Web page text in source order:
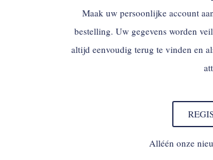
Maak uw persoonlijke account
bestelling. Uw gegevens worden
altijd eenvoudig terug te vinden en
Alléén onze